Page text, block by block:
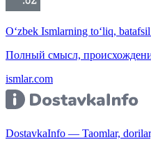
O‘zbek Ismlarning to‘liq,
Полный смысл,
ismlar.com
DostavkaInfo — Taomlar,